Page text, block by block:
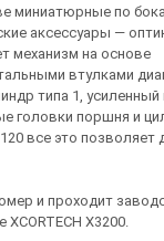
миниатюрные по
аксессуары —
механизм на основе
втулками
типа 1,
головки поршня и
все это позволяет
и проходит
X3200.